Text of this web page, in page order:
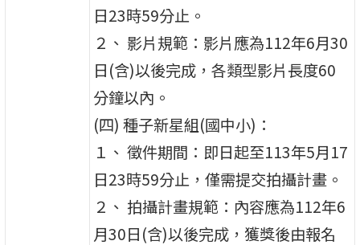
日23時59分止。
２、 影片規範：影片應為112年6月30
日(含)以後完成，各類型影片長度60
分鐘以內。
(四) 種子新星組(國中小)：
１、 徵件期間：即日起至113年5月17
日23時59分止，僅需提交拍攝計畫。
２、 拍攝計畫規範：內容應為112年6
月30日(含)以後完成，獲獎後由報名